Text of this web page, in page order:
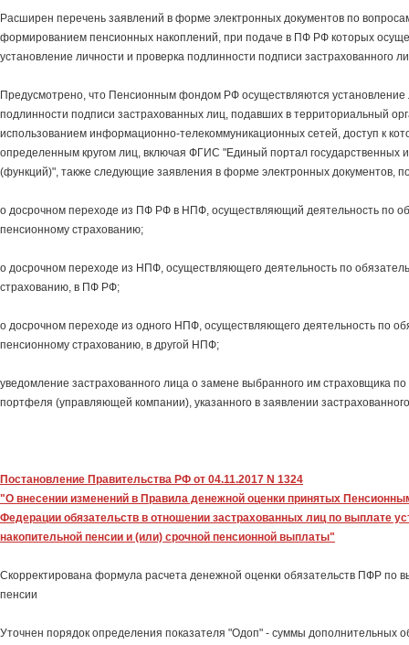
Расширен перечень заявлений в форме электронных документов по
формированием пенсионных накоплений, при подаче в ПФ РФ которых
установление личности и проверка подлинности подписи застрахованного
Предусмотрено, что Пенсионным фондом РФ осуществляются установление
подлинности подписи застрахованных лиц, подавших в территориальный
использованием информационно-телекоммуникационных сетей, доступ к
определенным кругом лиц, включая ФГИС "Единый портал государственных
(функций)", также следующие заявления в форме электронных документов,
о досрочном переходе из ПФ РФ в НПФ, осуществляющий деятельность по
пенсионному страхованию;
о досрочном переходе из НПФ, осуществляющего деятельность по
страхованию, в ПФ РФ;
о досрочном переходе из одного НПФ, осуществляющего деятельность по
пенсионному страхованию, в другой НПФ;
уведомление застрахованного лица о замене выбранного им страховщика
портфеля (управляющей компании), указанного в заявлении
Постановление Правительства РФ от 04.11.2017 N 1324
"О внесении изменений в Правила денежной оценки принятых
Федерации обязательств в отношении застрахованных лиц по выплате
накопительной пенсии и (или) срочной пенсионной выплаты"
Скорректирована формула расчета денежной оценки обязательств ПФР по
пенсии
Уточнен порядок определения показателя "Одоп" - суммы дополнительных